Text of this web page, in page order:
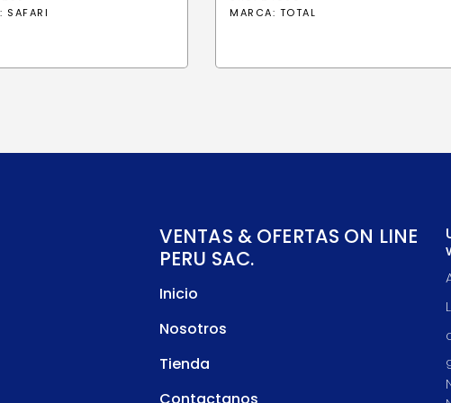
SAFARI
MARCA: TOTAL
VENTAS & OFERTAS ON LINE
PERU SAC.
Inicio
Nosotros
Tienda